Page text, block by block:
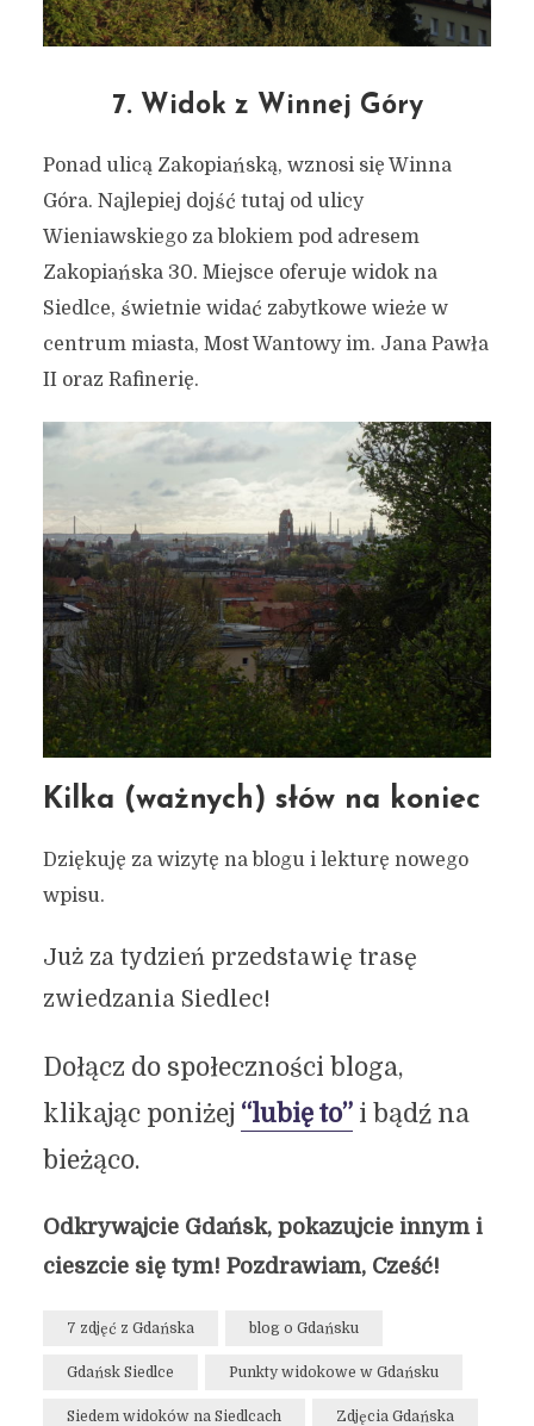
7. Widok z Winnej Góry
Ponad ulicą Zakopiańską, wznosi się Winna
Góra. Najlepiej dojść tutaj od ulicy
Wieniawskiego za blokiem pod adresem
Zakopiańska 30. Miejsce oferuje widok na
Siedlce, świetnie widać zabytkowe wieże w
centrum miasta, Most Wantowy im. Jana Pawła
II oraz Rafinerię.
Kilka (ważnych) słów na koniec
Dziękuję za wizytę na blogu i lekturę nowego
wpisu.
Już za tydzień przedstawię trasę
zwiedzania Siedlec!
Dołącz do społeczności bloga,
klikając poniżej “lubię to”i bądź na
bieżąco.
Odkrywajcie Gdańsk, pokazujcie innym i
cieszcie się tym! Pozdrawiam, Cześć!
7 zdjęć z Gdańska blog o Gdańsku
Gdańsk Siedlce Punkty widokowe w Gdańsku
Siedem widoków na Siedlcach Zdjęcia Gdańska